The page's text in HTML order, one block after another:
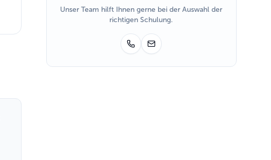
Unser Team hilft Ihnen gerne bei der Auswahl der
richtigen Schulung.